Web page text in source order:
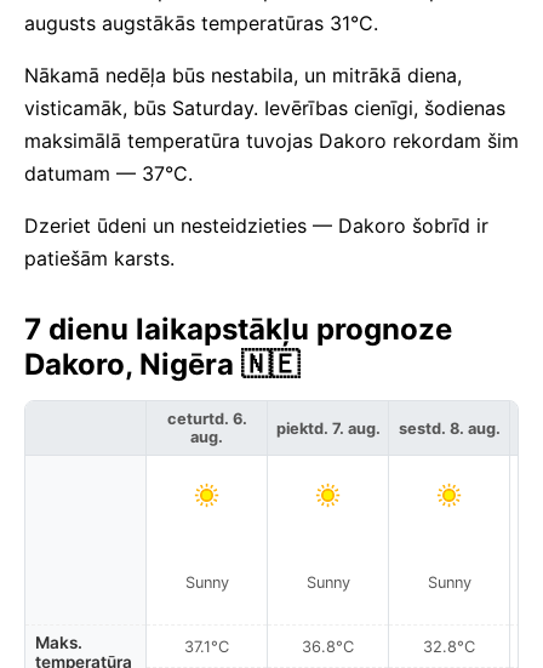
augusts augstākās temperatūras 31°C.
Nākamā nedēļa būs nestabila, un mitrākā diena,
visticamāk, būs Saturday. Ievērības cienīgi, šodienas
maksimālā temperatūra tuvojas Dakoro rekordam šim
datumam — 37°C.
Dzeriet ūdeni un nesteidzieties — Dakoro šobrīd ir
patiešām karsts.
7 dienu laikapstākļu prognoze
Dakoro, Nigēra 🇳🇪
Maks.
temperatūra
ceturtd. 6.
aug.
Sunny
37.1°C
piektd. 7. aug.
Sunny
36.8°C
sestd. 8. aug.
Sunny
32.8°C